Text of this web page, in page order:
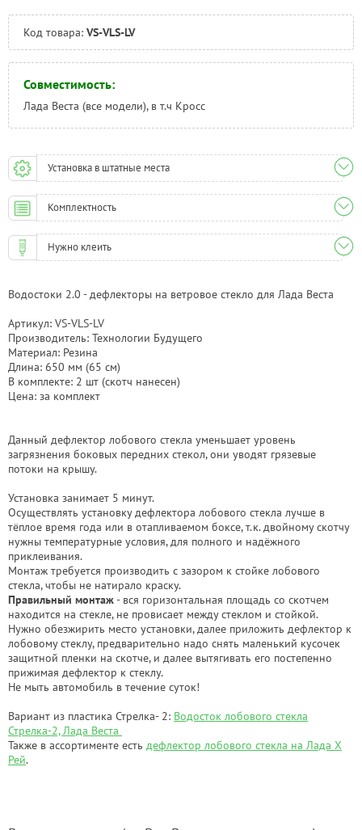
Код товара: VS-VLS-LV
Совместимость:
Лада Веста (все модели), в т.ч Кросс
Установка в штатные места
Комплектность
Нужно клеить
Водостоки 2.0 - дефлекторы на ветровое стекло для Лада Веста
Артикул: VS-VLS-LV
Производитель: Технологии Будущего
Материал: Резина
Длина: 650 мм (65 см)
В комплекте: 2 шт (скотч нанесен)
Цена: за комплект
Данный дефлектор лобового стекла уменьшает уровень
загрязнения боковых передних стекол, они уводят грязевые
потоки на крышу.
Установка занимает 5 минут.
Осуществлять установку дефлектора лобового стекла лучше в
тёплое время года или в отапливаемом боксе, т.к. двойному скотчу
нужны температурные условия, для полного и надёжного
приклеивания.
Монтаж требуется производить с зазором к стойке лобового
стекла, чтобы не натирало краску.
Правильный монтаж- вся горизонтальная площадь со скотчем
находится на стекле, не провисает между стеклом и стойкой.
Нужно обезжирить место установки, далее приложить дефлектор к
лобовому стеклу, предварительно надо снять маленький кусочек
защитной пленки на скотче, и далее вытягивать его постепенно
прижимая дефлектор к стеклу.
Не мыть автомобиль в течение суток!
Вариант из пластика Стрелка- 2: Водосток лобового стекла
Стрелка-2, Лада Веста
Также в ассортименте есть дефлектор лобового стекла на Лада Х
Рей.